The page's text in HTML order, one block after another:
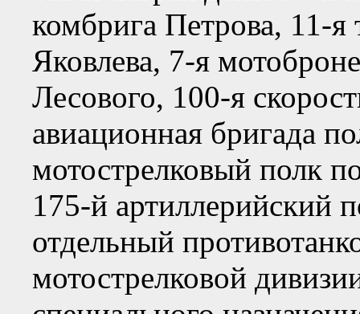
комбрига Петрова, 11-я
Яковлева, 7-я
Лесового, 100-я
авиационная бригада
мотострелковый полк
175-й артиллерийский
отдельный
мотострелковой